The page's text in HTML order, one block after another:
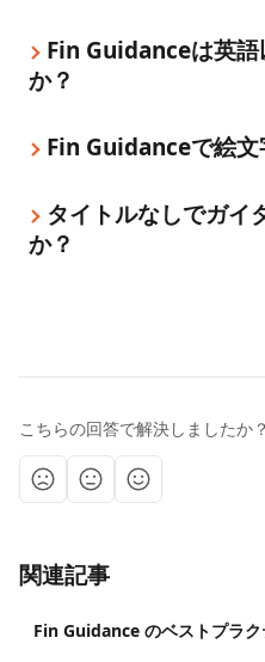
Fin Guidanceは英語
か？
Fin Guidanceで絵文
タイトルなしでガイ
か？
こちらの回答で解決しましたか？
関連記事
Fin Guidance のベストプラク